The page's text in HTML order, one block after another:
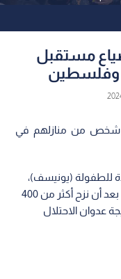
مستقبل
وفلسطين
أدى إلى نزوح 1.2 مليون شخص من منازلهم في
للطفولة (يونيسف)،
يوم الإثنين، من خطر "ضياع جيل" في لبنان، بعد أن نزح أكثر من 400
عدوان الاحتلال